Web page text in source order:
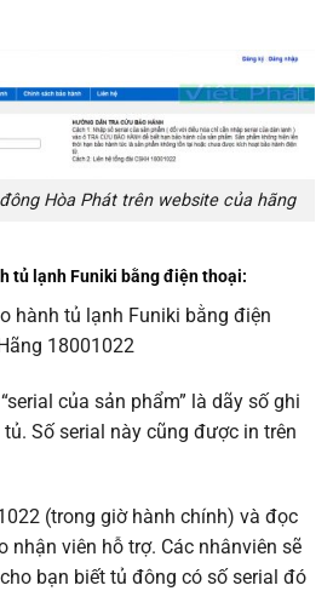
Hòa Phát trên website của hãng
tủ lạnh Funiki bằng điện thoại:
hành tủ lạnh Funiki bằng điện
18001022
serial của sản phẩm” là dãy số ghi
Số serial này cũng được in trên
(trong giờ hành chính) và đọc
nhận viên hỗ trợ. Các nhânviên sẽ
bạn biết tủ đông có số serial đó